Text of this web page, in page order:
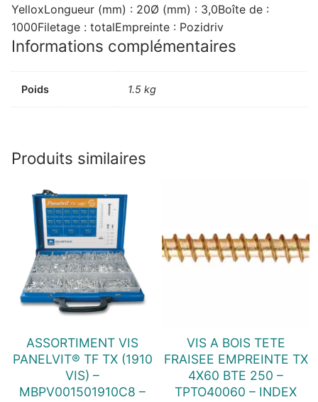
YelloxLongueur (mm) : 20Ø (mm) : 3,0Boîte de :
1000Filetage : totalEmpreinte : Pozidriv
Informations complémentaires
Poids 1.5 kg
Produits similaires
ASSORTIMENT VIS
PANELVIT® TF TX (1910
VIS) –
MBPV001501910C8 –
VIS A BOIS TETE
FRAISEE EMPREINTE TX
4X60 BTE 250 –
TPTO40060 – INDEX